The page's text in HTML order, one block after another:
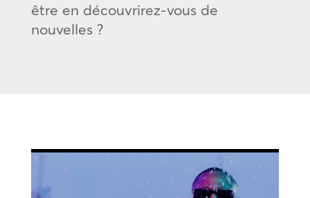
être en découvrirez-vous de
nouvelles ?